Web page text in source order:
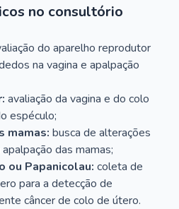
no consultório
do aparelho reprodutor
na vagina e apalpação
avaliação da vagina e do colo
espéculo;
mamas: busca de alterações
das mamas;
ou Papanicolau: coleta de
para a detecção de
câncer de colo de útero.